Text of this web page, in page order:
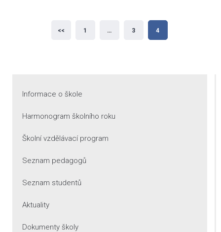
Stránkování
<< 1 … 3 4
Informace o škole
Harmonogram školního roku
Školní vzdělávací program
Seznam pedagogů
Seznam studentů
Aktuality
Dokumenty školy